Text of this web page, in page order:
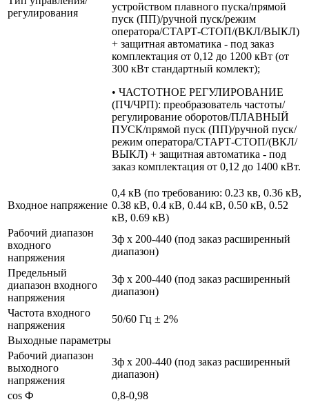
регулирования
устройством плавного пуска/прямой
пуск (ПП)/ручной пуск/режим
оператора/СТАРТ-СТОП/(ВКЛ/ВЫКЛ)
+ защитная автоматика - под заказ
комплектация от 0,12 до 1200 кВт (от
300 кВт стандартный комлект);
• ЧАСТОТНОЕ РЕГУЛИРОВАНИЕ
(ПЧ/ЧРП): преобразователь частоты/
регулирование оборотов/ПЛАВНЫЙ
ПУСК/прямой пуск (ПП)/ручной пуск/
режим оператора/СТАРТ-СТОП/(ВКЛ/
ВЫКЛ) + защитная автоматика - под
заказ комплектация от 0,12 до 1400 кВт.
Входное напряжение
0,4 кВ (по требованию: 0.23 кв, 0.36 кВ,
0.38 кВ, 0.4 кВ, 0.44 кВ, 0.50 кВ, 0.52
кВ, 0.69 кВ)
Рабочий диапазон
входного
напряжения
3ф х 200-440 (под заказ расширенный
диапазон)
Предельный
диапазон входного
напряжения
3ф х 200-440 (под заказ расширенный
диапазон)
Частота входного
напряжения
50/60 Гц ± 2%
Выходные параметры
Рабочий диапазон
выходного
напряжения
3ф х 200-440 (под заказ расширенный
диапазон)
cos Ф
0,8-0,98